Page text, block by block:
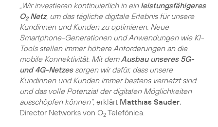
„Wir investieren kontinuierlich in ein leistungsfähigeres
O2Netz, um das tägliche digitale Erlebnis für unsere
Kundinnen und Kunden zu optimieren. Neue
Smartphone-Generationen und Anwendungen wie KI-
Tools stellen immer höhere Anforderungen an die
mobile Konnektivität. Mit demAusbau unseres 5G-
und 4G-Netzessorgen wir dafür, dass unsere
Kundinnen und Kunden immer bestens vernetzt sind
und das volle Potenzial der digitalen Möglichkeiten
ausschöpfen können“, erklärt Matthias Sauder,
Director Networks von O2 Telefónica.